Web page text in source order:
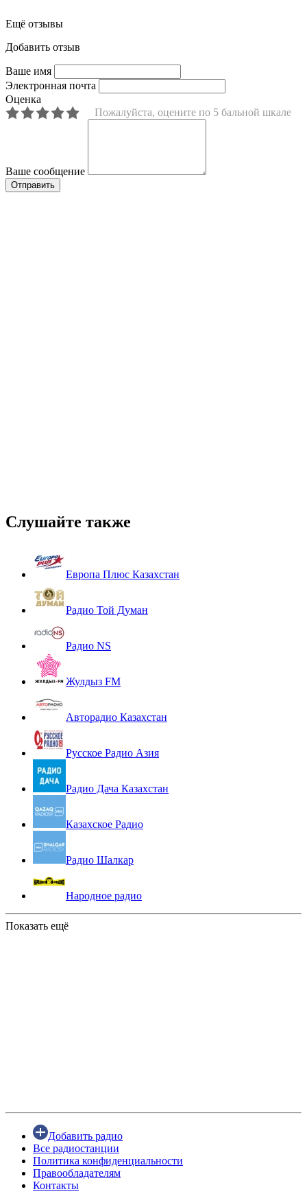
Ещё отзывы
Добавить отзыв
Ваше имя
Электронная почта
Оценка
Пожалуйста, оцените по 5 бальной шкале
Ваше сообщение
Слушайте также
Европа Плюс Казахстан
Радио Той Думан
Радио NS
Жулдыз FM
Авторадио Казахстан
Русское Радио Азия
Радио Дача Казахстан
Казахское Радио
Радио Шалкар
Народное радио
Показать ещё
Добавить радио
Все радиостанции
Политика конфиденциальности
Правообладателям
Контакты